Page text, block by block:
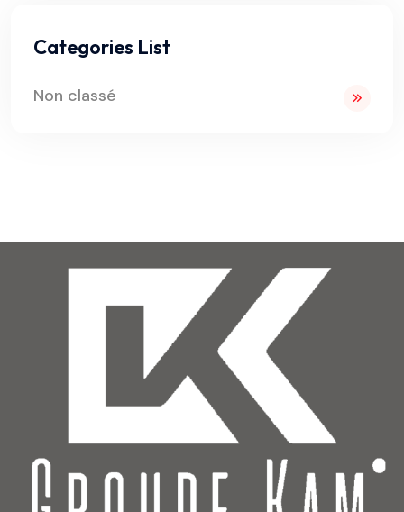
Categories List
Non classé